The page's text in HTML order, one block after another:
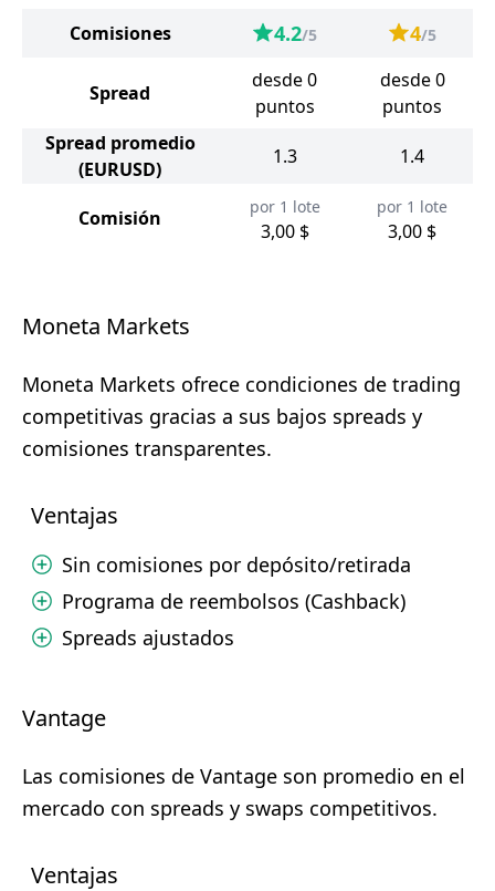
Comisiones 4.2/5 4/5
Spread
desde 0
puntos
desde 0
puntos
Spread promedio
(EURUSD)
1.3 1.4
Comisión por 1 lote
3,00 $
por 1 lote
3,00 $
Moneta Markets
Moneta Markets ofrece condiciones de trading
competitivas gracias a sus bajos spreads y
comisiones transparentes.
Ventajas
Sin comisiones por depósito/retirada
Programa de reembolsos (Cashback)
Spreads ajustados
Vantage
Las comisiones de Vantage son promedio en el
mercado con spreads y swaps competitivos.
Ventajas